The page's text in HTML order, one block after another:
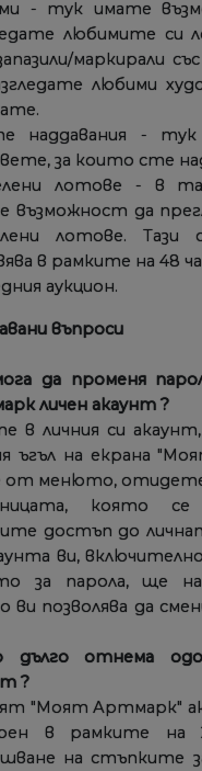
- тук имате
любимите си
маркирали
любими
наддавания -
за които сте
лотове - в
възможност да
лотове. Тази
в рамките на 48
аукцион.
въпроси
да променя
личен акаунт ?
в личния си
ъгъл на екрана
от менюто, отидете
която
достъп до
ви,
за парола, ще
ви позволява да
дълго отнема
?
"Моят Артмарк"
в рамките на
на стъпките